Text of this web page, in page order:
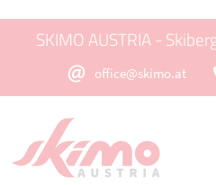
SKIMO AUSTRIA -
office@skimo.at